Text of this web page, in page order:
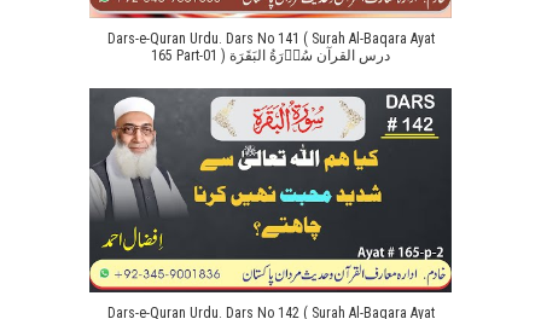
Dars-e-Quran Urdu. Dars No 141 ( Surah Al-Baqara Ayat
165 Part-01 ) درس القرآن سُوۡرَةُ البَقَرَة
Dars-e-Quran Urdu. Dars No 142 ( Surah Al-Baqara Ayat